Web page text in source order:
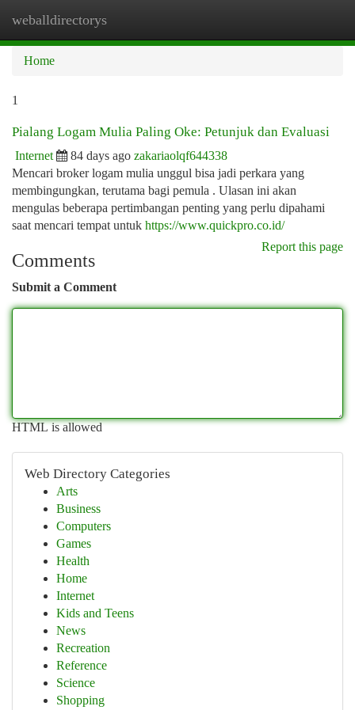
weballdirectorys
Home
1
Pialang Logam Mulia Paling Oke: Petunjuk dan Evaluasi
Internet 84 days ago zakariaolqf644338
Mencari broker logam mulia unggul bisa jadi perkara yang
membingungkan, terutama bagi pemula . Ulasan ini akan
mengulas beberapa pertimbangan penting yang perlu dipahami
saat mencari tempat untuk https://www.quickpro.co.id/
Report this page
Comments
Submit a Comment
HTML is allowed
Web Directory Categories
Arts
Business
Computers
Games
Health
Home
Internet
Kids and Teens
News
Recreation
Reference
Science
Shopping